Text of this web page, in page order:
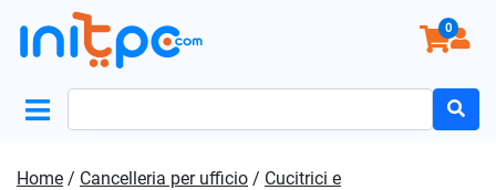
0
Home / Cancelleria per ufficio / Cucitrici e